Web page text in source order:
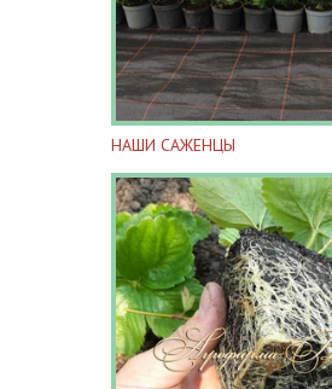
НАШИ САЖЕНЦЫ